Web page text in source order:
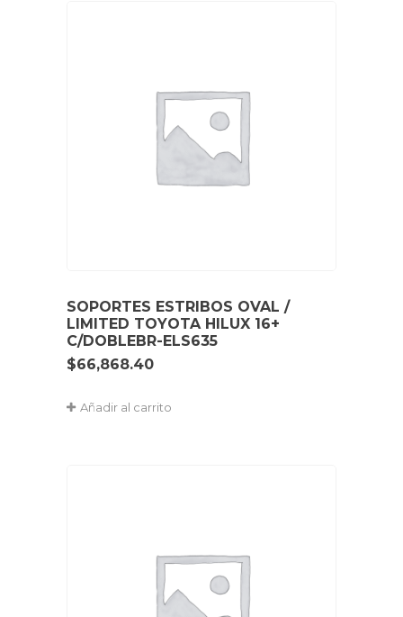
SOPORTES ESTRIBOS OVAL /
LIMITED TOYOTA HILUX 16+
C/DOBLEBR-ELS635
$66,868.40
Añadir al carrito